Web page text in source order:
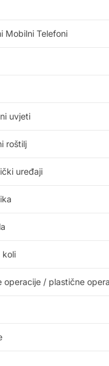
Mobilni Telefoni
uvjeti
roštilj
uređaji
koli
operacije / plastične